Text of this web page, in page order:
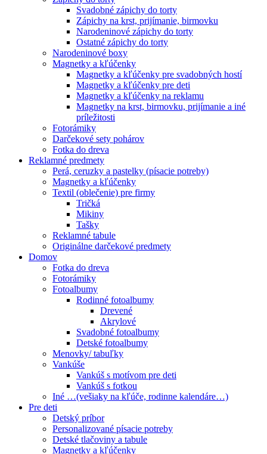
Svadobné zápichy do torty
Zápichy na krst, prijímanie, birmovku
Narodeninové zápichy do torty
Ostatné zápichy do torty
Narodeninové boxy
Magnetky a kľúčenky
Magnetky a kľúčenky pre svadobných hostí
Magnetky a kľúčenky pre deti
Magnetky a kľúčenky na reklamu
Magnetky na krst, birmovku, prijímanie a iné
príležitosti
Fotorámiky
Darčekové sety pohárov
Fotka do dreva
Reklamné predmety
Perá, ceruzky a pastelky (písacie potreby)
Magnetky a kľúčenky
Textil (oblečenie) pre firmy
Tričká
Mikiny
Tašky
Reklamné tabule
Originálne darčekové predmety
Domov
Fotka do dreva
Fotorámiky
Fotoalbumy
Rodinné fotoalbumy
Drevené
Akrylové
Svadobné fotoalbumy
Detské fotoalbumy
Menovky/ tabuľky
Vankúše
Vankúš s motívom pre deti
Vankúš s fotkou
Iné …(vešiaky na kľúče, rodinne kalendáre…)
Pre deti
Detský príbor
Personalizované písacie potreby
Detské tlačoviny a tabule
Magnetky a kľúčenky